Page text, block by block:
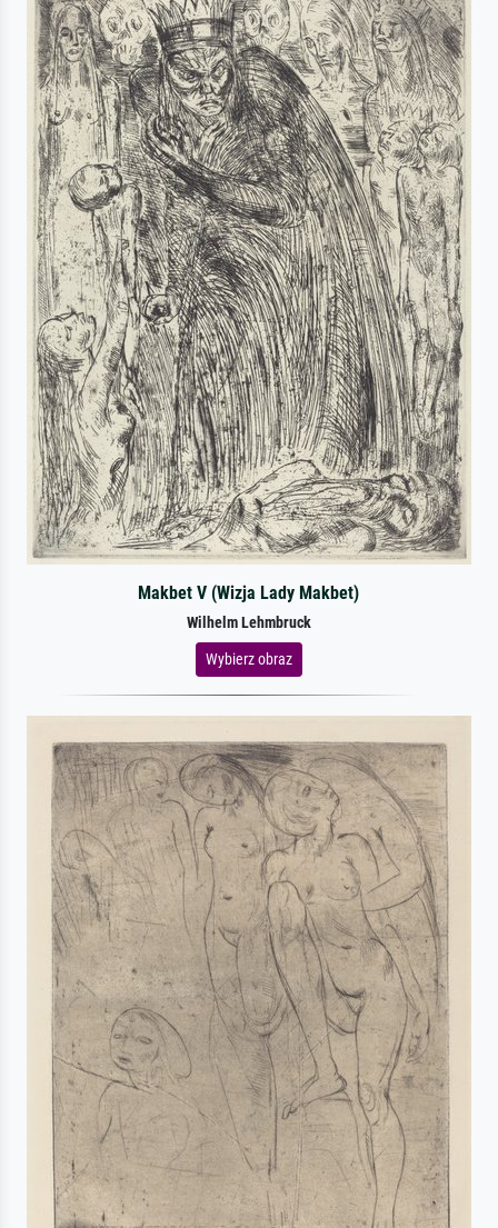
Makbet V (Wizja Lady Makbet)
Wilhelm Lehmbruck
Wybierz obraz